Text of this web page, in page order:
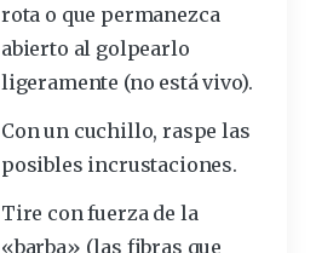
rota o que permanezca
abierto al golpearlo
ligeramente (no está vivo).
Con un cuchillo, raspe las
posibles incrustaciones.
Tire con fuerza de la
«barba» (las fibras que